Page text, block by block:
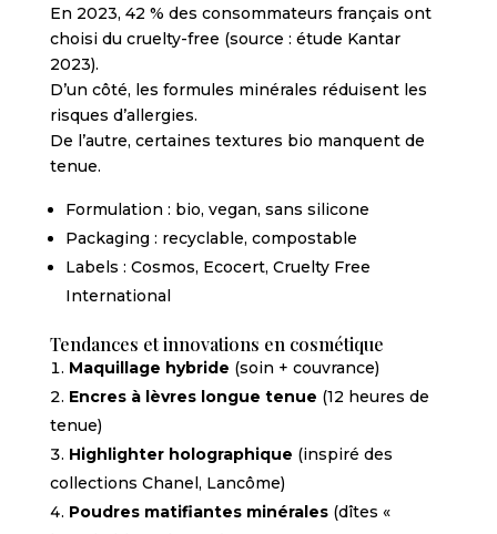
En 2023, 42 % des consommateurs français ont
choisi du cruelty-free (source : étude Kantar
2023).
D’un côté, les formules minérales réduisent les
risques d’allergies.
De l’autre, certaines textures bio manquent de
tenue.
Formulation : bio, vegan, sans silicone
Packaging : recyclable, compostable
Labels : Cosmos, Ecocert, Cruelty Free
International
Tendances et innovations en cosmétique
Maquillage hybride (soin + couvrance)
Encres à lèvres longue tenue (12 heures de
tenue)
Highlighter holographique (inspiré des
collections Chanel, Lancôme)
Poudres matifiantes minérales(dîtes «